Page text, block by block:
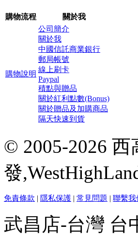
購物流程 關於我
購物說明
公司簡介
關於我
中國信託商業銀行
郵局帳號
線上刷卡
Paypal
積點與贈品
關於紅利點數(Bonus)
關於贈品及加購商品
隔天快速到貨
© 2005-2026
發
免責條款 | 隱私保護 | 常見問題 | 聯繫我
武昌店-台灣 台